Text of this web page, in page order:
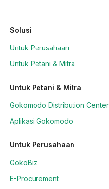
Solusi
Untuk Perusahaan
Untuk Petani & Mitra
Untuk Petani & Mitra
Gokomodo Distribution Center
Aplikasi Gokomodo
Untuk Perusahaan
GokoBiz
E-Procurement